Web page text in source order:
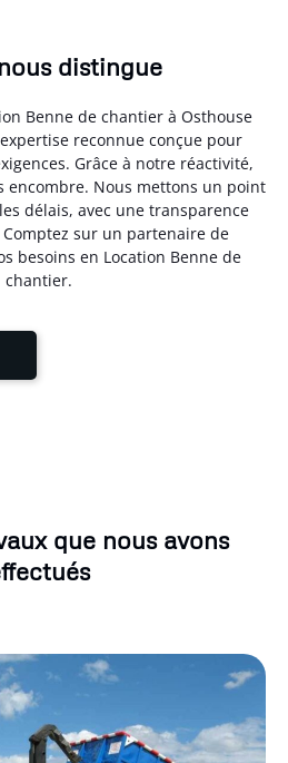
distingue
Benne de chantier à Osthouse
reconnue conçue pour
Grâce à notre réactivité,
encombre. Nous mettons un point
délais, avec une transparence
sur un partenaire de
besoins en Location Benne de
chantier.
que nous avons